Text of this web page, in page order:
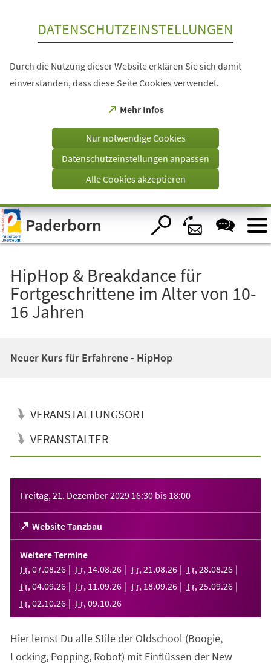
Visuelle
Assistenzsoftware
öffnen.
DATENSCHUTZEINSTELLUNGEN
Durch die Nutzung dieser Website erklären Sie sich damit
einverstanden, dass diese Seite Cookies verwendet.
Mehr Infos
(Öffnet
einem
Tab)
Nur notwendige Cookies
Datenschutzeinstellungen anpassen
Alle Cookies akzeptieren
Paderborn
HipHop & Breakdance für
Fortgeschrittene im Alter von 10-
16 Jahren
Neuer Kurs für Erfahrene - HipHop
VERANSTALTUNGSORT
VERANSTALTER
Freitag, 21. Dezember 2029 16:30 bis 18:00
Website Tanzbau
(Öffnet
in
einem
neuen
Tab)
Weitere Termine
Fr, 07.08.26 Fr, 14.08.26 Fr, 21 .08.26 Fr, 28.08.26
Fr, 04.09.26 Fr, 11 .09.26 Fr, 18.09.26 Fr, 25.09.26
Fr, 02.10.26 Fr, 09.10.26
Hier lernst Du alle Stile der Oldschool (Boogie,
Locking, Popping, Robot) mit Einflüssen der New